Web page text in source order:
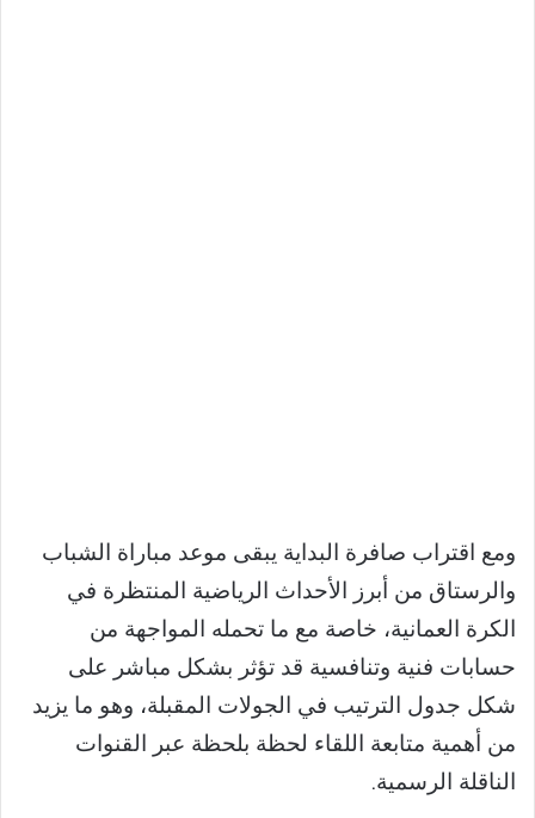
ومع اقتراب صافرة البداية يبقى موعد مباراة الشباب
والرستاق من أبرز الأحداث الرياضية المنتظرة في
الكرة العمانية، خاصة مع ما تحمله المواجهة من
حسابات فنية وتنافسية قد تؤثر بشكل مباشر على
شكل جدول الترتيب في الجولات المقبلة، وهو ما يزيد
من أهمية متابعة اللقاء لحظة بلحظة عبر القنوات
الناقلة الرسمية.